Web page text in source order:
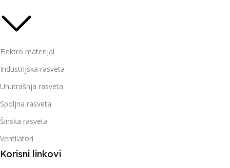
Elektro materijal
Industrijska rasveta
Unutrašnja rasveta
Spoljna rasveta
Šinska rasveta
Ventilatori
Korisni linkovi